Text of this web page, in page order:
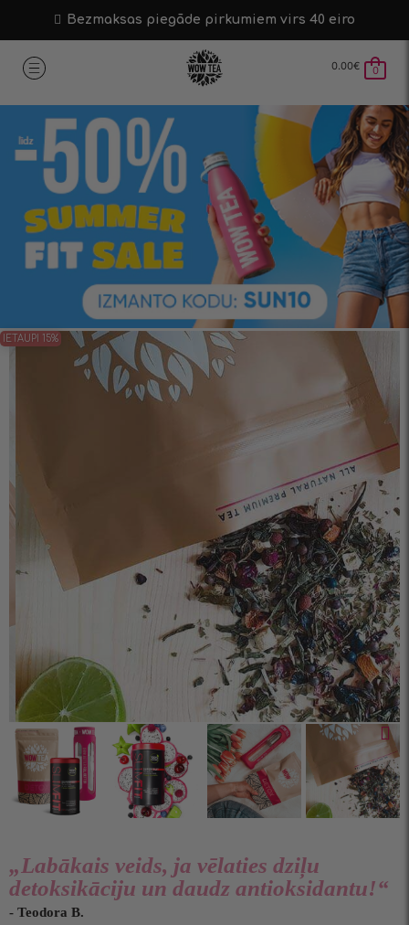
Bezmaksas piegāde pirkumiem virs 40 eiro
0.00€ 0
IETAUPI 15%
„Labākais veids, ja vēlaties dziļu
detoksikāciju un daudz antioksidantu!“
- Teodora B.